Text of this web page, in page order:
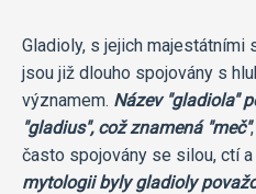
Gladioly, s jejich majestátními
jsou již dlouho spojovány s
významem. Název "gladiola"
"gladius", což znamená "meč"
často spojovány se silou, ctí
mytologii byly gladioly